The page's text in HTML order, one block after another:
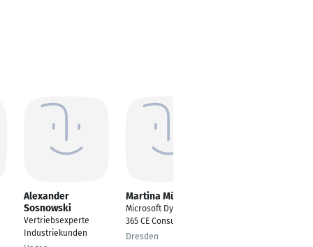
Alexander
Sosnowski
Vertriebsexperte
Industriekunden
Martina Müller
Microsoft Dynamics
365 CE Consultant
Dresden